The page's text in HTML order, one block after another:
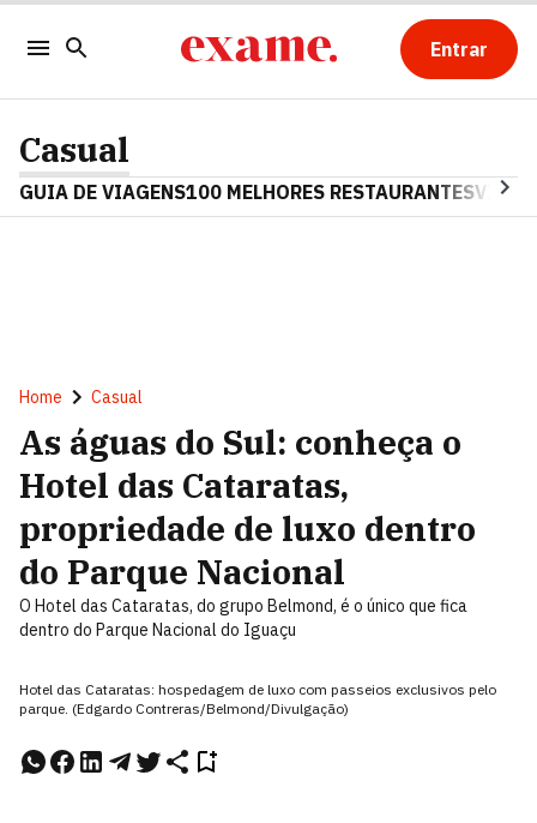
Entrar
Casual
GUIA DE VIAGENS100 MELHORES RESTAURANTES
Home Casual
As águas do Sul: conheça o
Hotel das Cataratas,
propriedade de luxo dentro
do Parque Nacional
O Hotel das Cataratas, do grupo Belmond, é o único que fica
dentro do Parque Nacional do Iguaçu
Hotel das Cataratas: hospedagem de luxo com passeios exclusivos pelo
parque. (Edgardo Contreras/Belmond/Divulgação)